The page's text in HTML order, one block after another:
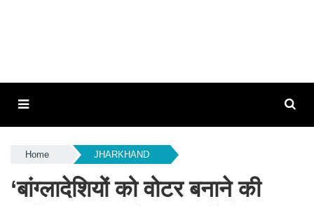
Home JHARKHAND
‘बांग्लादेशियों को वोटर बनाने की